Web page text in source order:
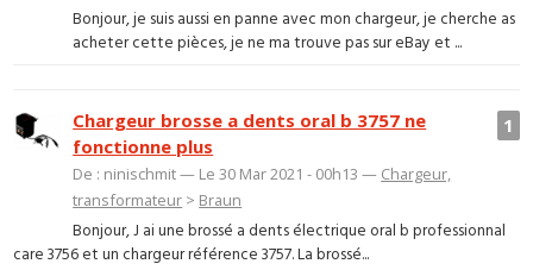
Bonjour, je suis aussi en panne avec mon chargeur, je cherche as
acheter cette pièces, je ne ma trouve pas sur eBay et ...
1
Chargeur brosse a dents oral b 3757 ne
fonctionne plus
De : ninischmit — Le 30 Mar 2021 - 00h13 — Chargeur,
transformateur > Braun
Bonjour, J ai une brossé a dents électrique oral b professionnal
care 3756 et un chargeur référence 3757. La brossé...